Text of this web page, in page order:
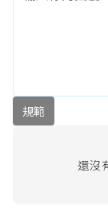
規範
還沒